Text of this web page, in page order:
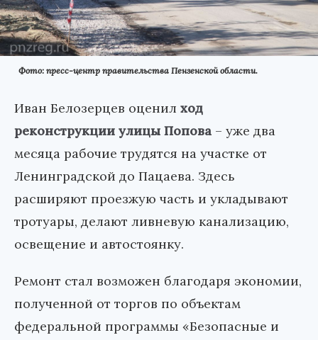
Фото: пресс-центр правительства Пензенской области.
Иван Белозерцев оценил ход
реконструкции улицы Попова – уже два
месяца рабочие трудятся на участке от
Ленинградской до Пацаева. Здесь
расширяют проезжую часть и укладывают
тротуары, делают ливневую канализацию,
освещение и автостоянку.
Ремонт стал возможен благодаря экономии,
полученной от торгов по объектам
федеральной программы «Безопасные и